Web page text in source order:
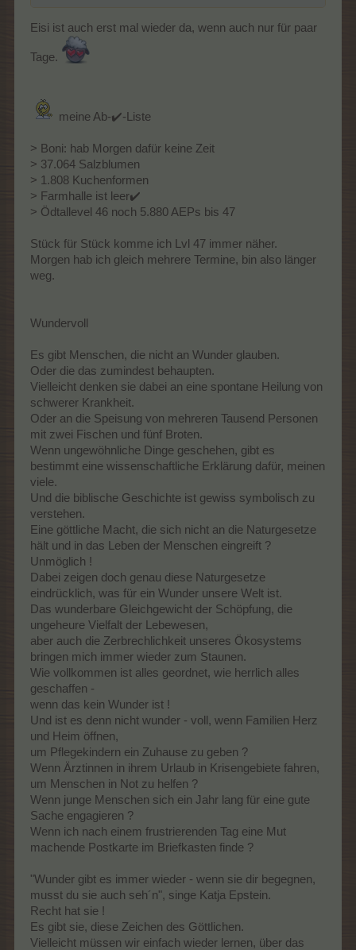
Eisi ist auch erst mal wieder da, wenn auch nur für paar
Tage.
meine Ab-✔️-Liste
> Boni: hab Morgen dafür keine Zeit
> 37.064 Salzblumen
> 1.808 Kuchenformen
> Farmhalle ist leer✔️
> Ödtallevel 46 noch 5.880 AEPs bis 47
Stück für Stück komme ich Lvl 47 immer näher.
Morgen hab ich gleich mehrere Termine, bin also länger
weg.
Wundervoll
Es gibt Menschen, die nicht an Wunder glauben.
Oder die das zumindest behaupten.
Vielleicht denken sie dabei an eine spontane Heilung von
schwerer Krankheit.
Oder an die Speisung von mehreren Tausend Personen
mit zwei Fischen und fünf Broten.
Wenn ungewöhnliche Dinge geschehen, gibt es
bestimmt eine wissenschaftliche Erklärung dafür, meinen
viele.
Und die biblische Geschichte ist gewiss symbolisch zu
verstehen.
Eine göttliche Macht, die sich nicht an die Naturgesetze
hält und in das Leben der Menschen eingreift ?
Unmöglich !
Dabei zeigen doch genau diese Naturgesetze
eindrücklich, was für ein Wunder unsere Welt ist.
Das wunderbare Gleichgewicht der Schöpfung, die
ungeheure Vielfalt der Lebewesen,
aber auch die Zerbrechlichkeit unseres Ökosystems
bringen mich immer wieder zum Staunen.
Wie vollkommen ist alles geordnet, wie herrlich alles
geschaffen -
wenn das kein Wunder ist !
Und ist es denn nicht wunder - voll, wenn Familien Herz
und Heim öffnen,
um Pflegekindern ein Zuhause zu geben ?
Wenn Ärztinnen in ihrem Urlaub in Krisengebiete fahren,
um Menschen in Not zu helfen ?
Wenn junge Menschen sich ein Jahr lang für eine gute
Sache engagieren ?
Wenn ich nach einem frustrierenden Tag eine Mut
machende Postkarte im Briefkasten finde ?
"Wunder gibt es immer wieder - wenn sie dir begegnen,
musst du sie auch seh´n", singe Katja Epstein.
Recht hat sie !
Es gibt sie, diese Zeichen des Göttlichen.
Vielleicht müssen wir einfach wieder lernen, über das